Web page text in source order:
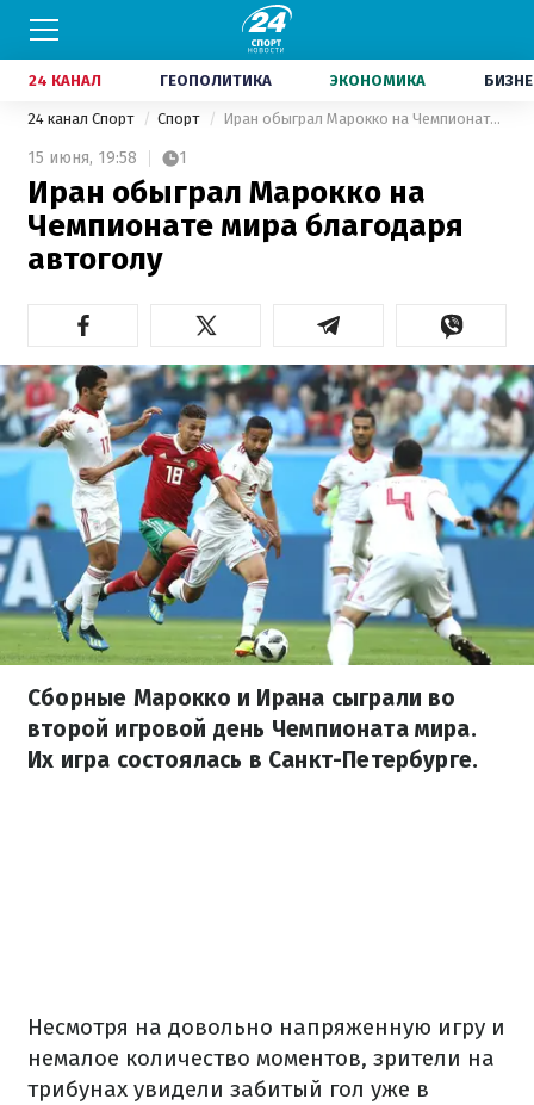
24 КАНАЛ ГЕОПОЛИТИКА ЭКОНОМИКА
24 канал Спорт Спорт Иран обыграл Марокко на Чемпионате мира благодаря автоголу
15 июня, 19:58 1
Иран обыграл Марокко на
Чемпионате мира благодаря
автоголу
Сборные Марокко и Ирана сыграли во
второй игровой день Чемпионата мира.
Их игра состоялась в Санкт-Петербурге.
Несмотря на довольно напряженную игру и
немалое количество моментов, зрители на
трибунах увидели забитый гол уже в